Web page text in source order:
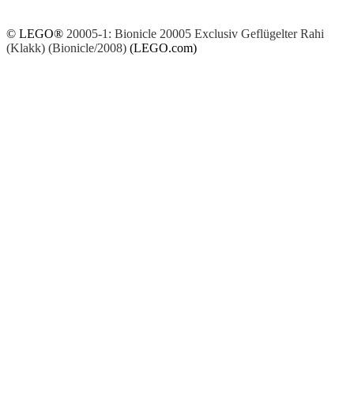
© LEGO® 20005-1: Bionicle 20005 Exclusiv Geflügelter Rahi
(Klakk) (Bionicle/2008) (LEGO.com)